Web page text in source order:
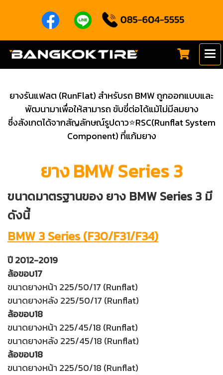
ยางรันแฟลต (RunFlat) สำหรับรถ BMW ถูกออกแบบและ
พัฒนามาเพื่อให้สามารถ ขับขี่ต่อได้แม้ไม่มีลมยาง
ซึ่งสังเกตได้จากสัญลักษณ์รูปดาว⭐RSC(Runflat System
Component) ที่แก้มยาง
ยาง BMW Series 3
ขนาดมาตรฐานของ ยาง BMW Series 3 มี
ดังนี้
BMW 3 Series (F30/F31/F34)
ปี 2012-2019
ล้อขอบ17
ขนาดยางหน้า 225/50/17 (Runflat)
ขนาดยางหลัง 225/50/17 (Runflat)
ล้อขอบ18
ขนาดยางหน้า 225/45/18 (Runflat)
ขนาดยางหลัง 225/45/18 (Runflat)
ล้อขอบ18
ขนาดยางหน้า 225/50/18 (Runflat)